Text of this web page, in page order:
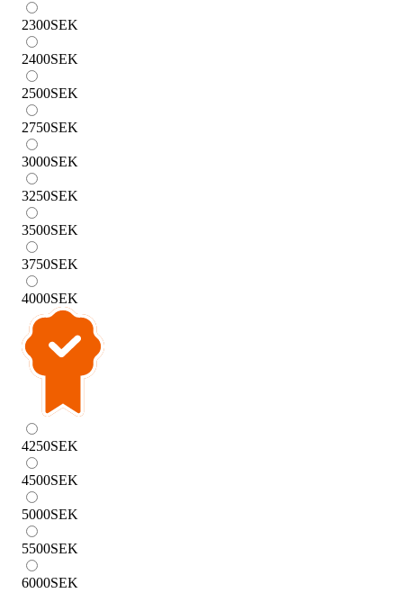
2300SEK
2400SEK
2500SEK
2750SEK
3000SEK
3250SEK
3500SEK
3750SEK
4000SEK
4250SEK
4500SEK
5000SEK
5500SEK
6000SEK